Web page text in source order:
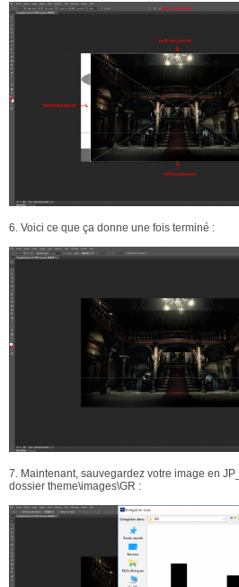
6. Voici ce que ça donne une fois terminé :
7. Maintenant, sauvegardez votre image en
dossier theme\images\GR :